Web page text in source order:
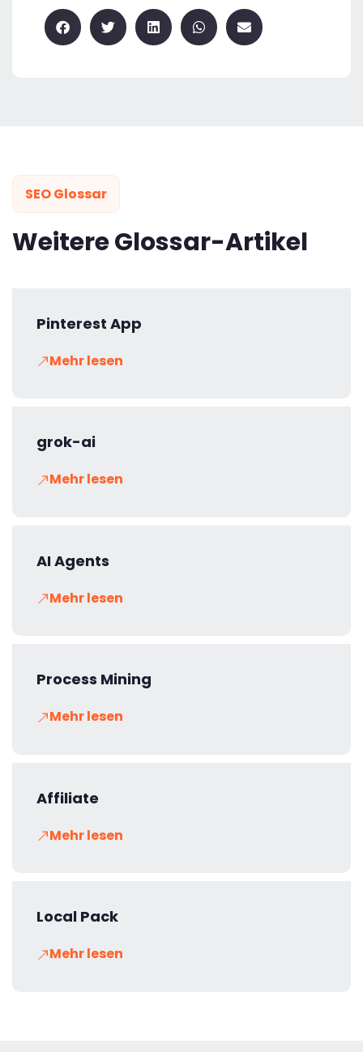
SEO Glossar
Weitere Glossar-Artikel
Pinterest App
Mehr lesen
grok-ai
Mehr lesen
AI Agents
Mehr lesen
Process Mining
Mehr lesen
Affiliate
Mehr lesen
Local Pack
Mehr lesen